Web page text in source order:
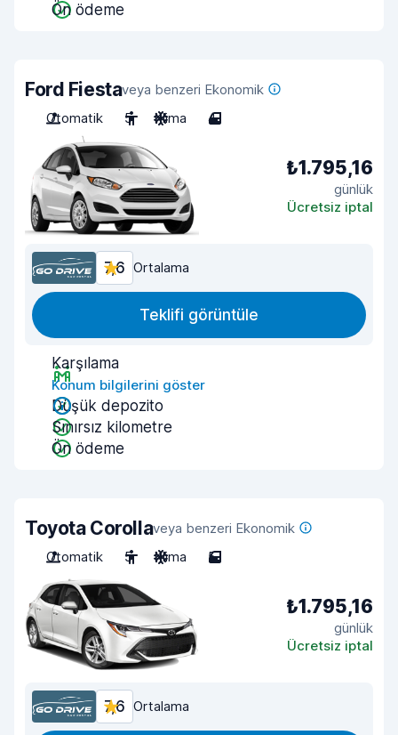
Ön ödeme
Ford Fiestaveya benzeri Ekonomik
Otomatik
5 Klima 4
₺1.795,16
günlük
Ücretsiz iptal
7,6 Ortalama
Teklifi görüntüle
Karşılama
Konum bilgilerini göster
Düşük depozito
Sınırsız kilometre
Ön ödeme
Toyota Corollaveya benzeri Ekonomik
Otomatik
5 Klima 5
₺1.795,16
günlük
Ücretsiz iptal
7,6 Ortalama